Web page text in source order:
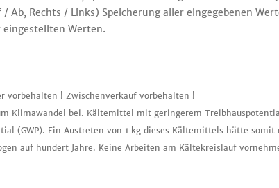
Ab, Rechts / Links) Speicherung aller eingegebenen
Werten.
vorbehalten ! Zwischenverkauf vorbehalten !
Klimawandel bei. Kältemittel mit geringerem
(GWP). Ein Austreten von 1 kg dieses Kältemittels hätte
auf hundert Jahre. Keine Arbeiten am Kältekreislauf